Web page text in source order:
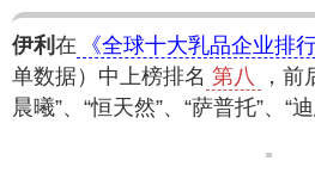
伊利 在 《全球十大乳品企业排行
单数据）中上榜排名 第八
，
晨曦”、“恒天然”、“萨普托”、“迪